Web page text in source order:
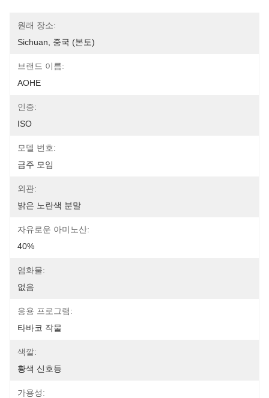
원래 장소:
Sichuan, 중국 (본토)
브랜드 이름:
AOHE
인증:
ISO
모델 번호:
금주 모임
외관:
밝은 노란색 분말
자유로운 아미노산:
40%
염화물:
없음
응용 프로그램:
타바코 작물
색깔:
황색 신호등
가용성: